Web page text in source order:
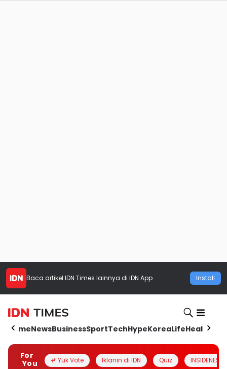
Baca artikel IDN Times lainnya di IDN App Install
HomeNewsBusinessSportTechHypeKoreaLifeHealth
For
You
# Yuk Vote Iklanin di IDN Quiz INSIDENESIA